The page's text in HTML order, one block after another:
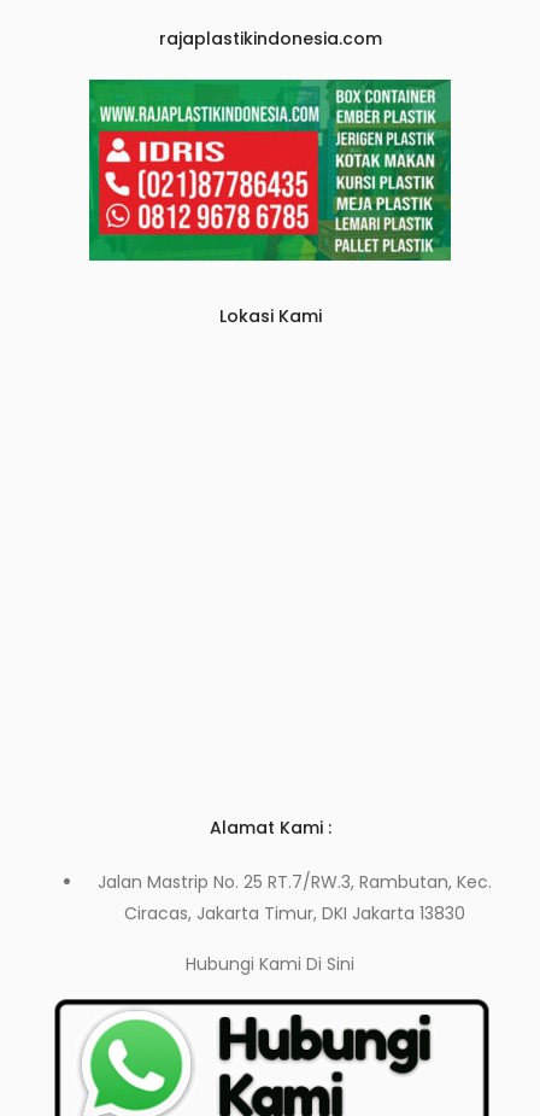
rajaplastikindonesia.com
Lokasi Kami
Alamat Kami :
Jalan Mastrip No. 25 RT.7/RW.3, Rambutan, Kec.
Ciracas, Jakarta Timur, DKI Jakarta 13830
Hubungi Kami Di Sini